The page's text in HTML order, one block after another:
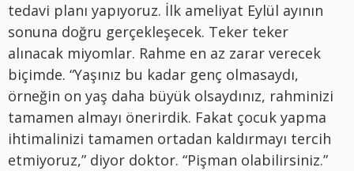
tedavi planı yapıyoruz. İlk ameliyat Eylül ayının
sonuna doğru gerçekleşecek. Teker teker
alınacak miyomlar. Rahme en az zarar verecek
biçimde. “Yaşınız bu kadar genç olmasaydı,
örneğin on yaş daha büyük olsaydınız, rahminizi
tamamen almayı önerirdik. Fakat çocuk yapma
ihtimalinizi tamamen ortadan kaldırmayı tercih
etmiyoruz,” diyor doktor. “Pişman olabilirsiniz.”